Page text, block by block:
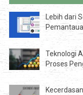
Lebih dari
Teknologi
Proses